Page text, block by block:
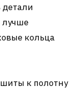
детали
лучше
кольца
к полотну